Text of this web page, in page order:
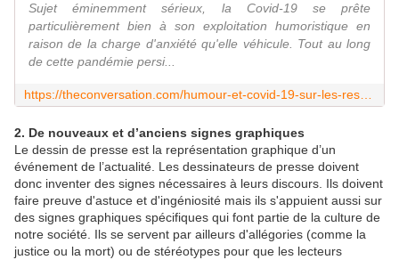
Sujet éminemment sérieux, la Covid-19 se prête
particulièrement bien à son exploitation humoristique en
raison de la charge d'anxiété qu'elle véhicule. Tout au long
de cette pandémie persi...
2. De nouveaux et d’anciens signes graphiques
Le dessin de presse est la représentation graphique d’un
événement de l’actualité. Les dessinateurs de presse doivent
donc inventer des signes nécessaires à leurs discours. Ils doivent
faire preuve d'astuce et d'ingéniosité mais ils s'appuient aussi sur
des signes graphiques spécifiques qui font partie de la culture de
notre société. Ils se servent par ailleurs d'allégories (comme la
justice ou la mort) ou de stéréotypes pour que les lecteurs